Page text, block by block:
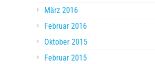
März 2016
Februar 2016
Oktober 2015
Februar 2015